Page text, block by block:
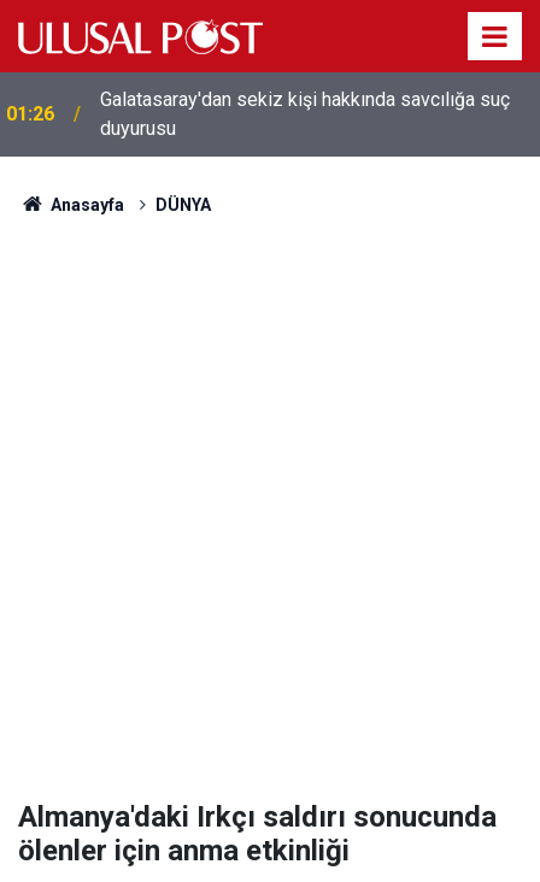
01:26
Galatasaray'dan sekiz kişi hakkında savcılığa suç
duyurusu
Anasayfa DÜNYA
Almanya'daki Irkçı saldırı sonucunda
ölenler için anma etkinliği